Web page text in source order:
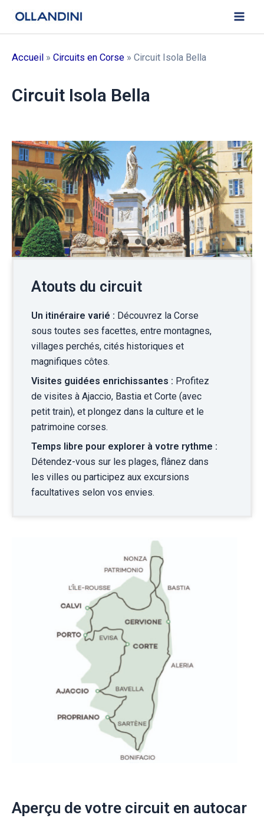
Main
Accueil » Circuits en Corse » Circuit Isola Bella
Circuit Isola Bella
Atouts du circuit
Un itinéraire varié : Découvrez la Corse
sous toutes ses facettes, entre montagnes,
villages perchés, cités historiques et
magnifiques côtes.
Visites guidées enrichissantes : Profitez
de visites à Ajaccio, Bastia et Corte (avec
petit train), et plongez dans la culture et le
patrimoine corses.
Temps libre pour explorer à votre rythme :
Détendez-vous sur les plages, flânez dans
les villes ou participez aux excursions
facultatives selon vos envies.
Aperçu de votre circuit en autocar